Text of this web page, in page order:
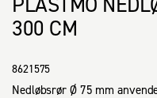
300 CM
8621575
Nedløbsrør Ø 75 mm